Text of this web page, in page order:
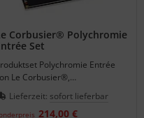
Corbusier® Polychromie
Set
Polychromie Entrée
Le Corbusier®,
und Buch der
Lieferzeit: sofort lieferbar
214,00 €